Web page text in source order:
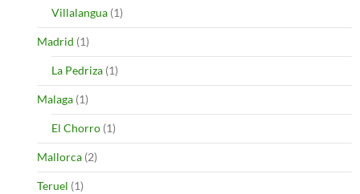
Villalangua (1)
Madrid (1)
La Pedriza (1)
Malaga (1)
El Chorro (1)
Mallorca (2)
Teruel (1)